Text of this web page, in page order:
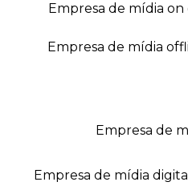
empresa de mídia
empresa de mídia
empresa de
empresa de mídia